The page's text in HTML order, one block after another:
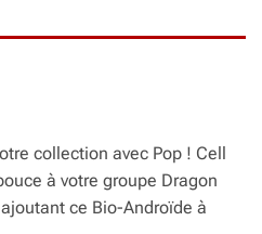
collection avec Pop ! Cell
à votre groupe Dragon
ce Bio-Androïde à